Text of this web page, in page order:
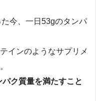
今、一日53gのタンパ
インのようなサプリメ
ク質量を満たすこと